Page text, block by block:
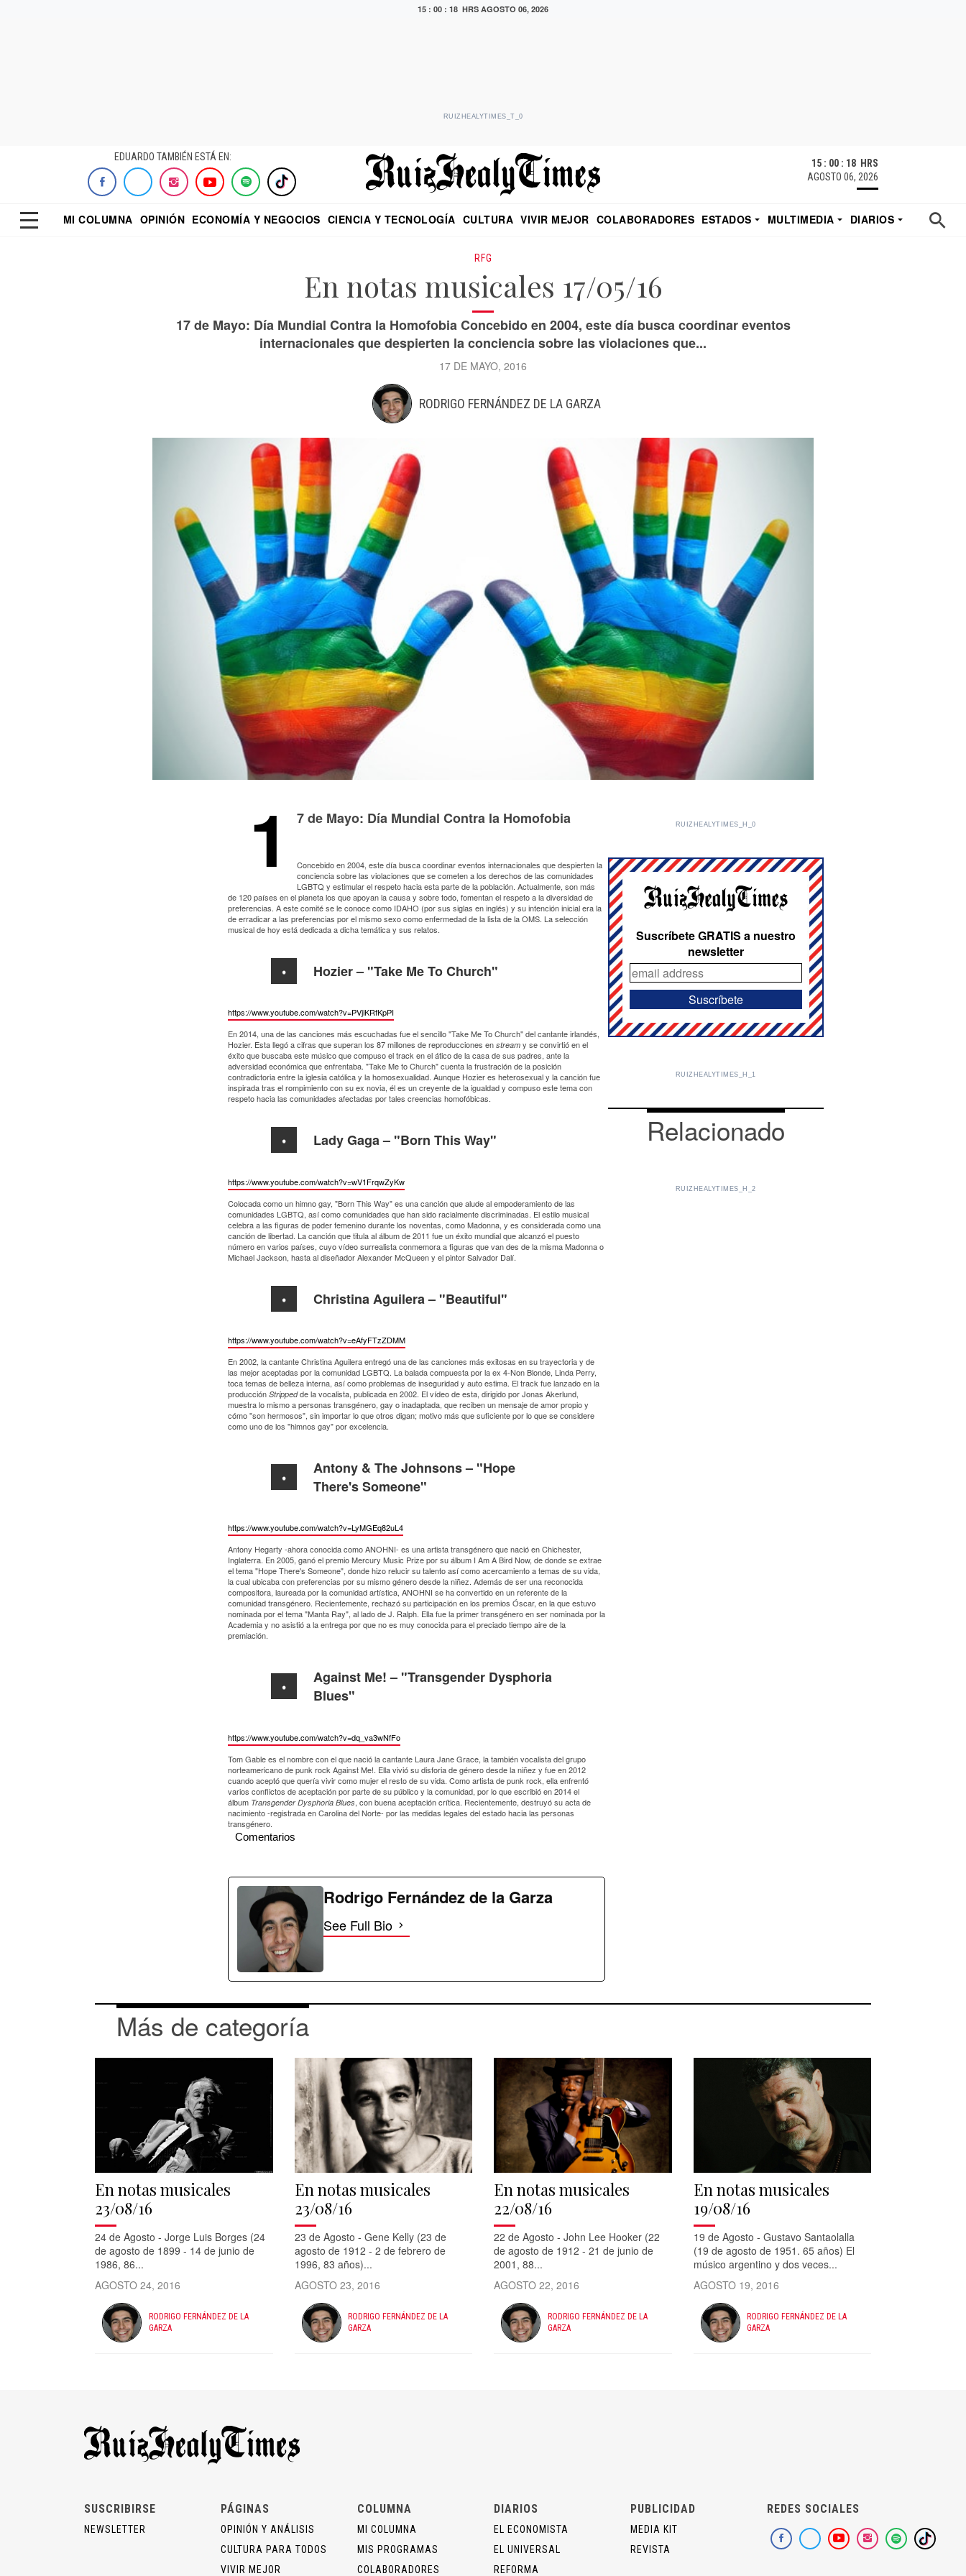
15 : 00 : 19 HRS AGOSTO 06, 2026
RUIZHEALYTIMES_T_0
EDUARDO TAMBIÉN ESTÁ EN:
15 : 00 : 19 HRS
AGOSTO 06, 2026
MI COLUMNA OPINIÓN ECONOMÍA Y NEGOCIOS CIENCIA Y TECNOLOGÍA CULTURA VIVIR MEJOR COLABORADORES ESTADOS MULTIMEDIA
DIARIOS
RFG
En notas musicales 17/05/16
17 de Mayo: Día Mundial Contra la Homofobia Concebido en 2004, este día busca coordinar eventos
internacionales que despierten la conciencia sobre las violaciones que...
17 DE MAYO, 2016
RODRIGO FERNÁNDEZ DE LA GARZA
1 7 de Mayo: Día Mundial Contra la Homofobia
Concebido en 2004, este día busca coordinar eventos internacionales que despierten la
conciencia sobre las violaciones que se cometen a los derechos de las comunidades
LGBTQ y estimular el respeto hacia esta parte de la población. Actualmente, son más
de 120 países en el planeta los que apoyan la causa y sobre todo, fomentan el respeto a la diversidad de
preferencias. A este comité se le conoce como IDAHO (por sus siglas en inglés) y su intención inicial era la
de erradicar a las preferencias por el mismo sexo como enfermedad de la lista de la OMS. La selección
musical de hoy está dedicada a dicha temática y sus relatos.
Hozier – "Take Me To Church"
https://www.youtube.com/watch?v=PVjiKRfKpPI
En 2014, una de las canciones más escuchadas fue el sencillo "Take Me To Church" del cantante irlandés,
Hozier. Esta llegó a cifras que superan los 87 millones de reproducciones en stream y se convirtió en el
éxito que buscaba este músico que compuso el track en el ático de la casa de sus padres, ante la
adversidad económica que enfrentaba. "Take Me to Church" cuenta la frustración de la posición
contradictoria entre la iglesia católica y la homosexualidad. Aunque Hozier es heterosexual y la canción fue
inspirada tras el rompimiento con su ex novia, él es un creyente de la igualdad y compuso este tema con
respeto hacia las comunidades afectadas por tales creencias homofóbicas.
Lady Gaga – "Born This Way"
https://www.youtube.com/watch?v=wV1FrqwZyKw
Colocada como un himno gay, "Born This Way" es una canción que alude al empoderamiento de las
comunidades LGBTQ, así como comunidades que han sido racialmente discriminadas. El estilo musical
celebra a las figuras de poder femenino durante los noventas, como Madonna, y es considerada como una
canción de libertad. La canción que titula al álbum de 2011 fue un éxito mundial que alcanzó el puesto
número en varios países, cuyo vídeo surrealista conmemora a figuras que van des de la misma Madonna o
Michael Jackson, hasta al diseñador Alexander McQueen y el pintor Salvador Dalí.
Christina Aguilera – "Beautiful"
https://www.youtube.com/watch?v=eAfyFTzZDMM
En 2002, la cantante Christina Aguilera entregó una de las canciones más exitosas en su trayectoria y de
las mejor aceptadas por la comunidad LGBTQ. La balada compuesta por la ex 4-Non Blonde, Linda Perry,
toca temas de belleza interna, así como problemas de inseguridad y auto estima. El track fue lanzado en la
producción Strippedde la vocalista, publicada en 2002. El vídeo de esta, dirigido por Jonas Akerlund,
muestra lo mismo a personas transgénero, gay o inadaptada, que reciben un mensaje de amor propio y
cómo "son hermosos", sin importar lo que otros digan; motivo más que suficiente por lo que se considere
como uno de los "himnos gay" por excelencia.
Antony & The Johnsons – "Hope
There's Someone"
https://www.youtube.com/watch?v=LyMGEq82uL4
Antony Hegarty -ahora conocida como ANOHNI- es una artista transgénero que nació en Chichester,
Inglaterra. En 2005, ganó el premio Mercury Music Prize por su álbum I Am A Bird Now, de donde se extrae
el tema "Hope There's Someone", donde hizo relucir su talento así como acercamiento a temas de su vida,
la cual ubicaba con preferencias por su mismo género desde la niñez. Además de ser una reconocida
compositora, laureada por la comunidad artística, ANOHNI se ha convertido en un referente de la
comunidad transgénero. Recientemente, rechazó su participación en los premios Óscar, en la que estuvo
nominada por el tema "Manta Ray", al lado de J. Ralph. Ella fue la primer transgénero en ser nominada por la
Academia y no asistió a la entrega por que no es muy conocida para el preciado tiempo aire de la
premiación.
Against Me! – "Transgender Dysphoria
Blues"
https://www.youtube.com/watch?v=dq_va3wNfFo
Tom Gable es el nombre con el que nació la cantante Laura Jane Grace, la también vocalista del grupo
norteamericano de punk rock Against Me!. Ella vivió su disforia de género desde la niñez y fue en 2012
cuando aceptó que quería vivir como mujer el resto de su vida. Como artista de punk rock, ella enfrentó
varios conflictos de aceptación por parte de su público y la comunidad, por lo que escribió en 2014 el
álbum Transgender Dysphoria Blues, con buena aceptación crítica. Recientemente, destruyó su acta de
nacimiento -registrada en Carolina del Norte- por las medidas legales del estado hacia las personas
transgénero.
Comentarios
Rodrigo Fernández de la Garza
See Full Bio
RUIZHEALYTIMES_H_0
Suscríbete GRATIS a nuestro
newsletter
RUIZHEALYTIMES_H_1
Relacionado
RUIZHEALYTIMES_H_2
Más de categoría
En notas musicales
23/08/16
24 de Agosto - Jorge Luis Borges (24
de agosto de 1899 - 14 de junio de
1986, 86...
AGOSTO 24, 2016
RODRIGO FERNÁNDEZ DE LA
GARZA
En notas musicales
23/08/16
23 de Agosto - Gene Kelly (23 de
agosto de 1912 - 2 de febrero de
1996, 83 años)...
AGOSTO 23, 2016
RODRIGO FERNÁNDEZ DE LA
GARZA
En notas musicales
22/08/16
22 de Agosto - John Lee Hooker (22
de agosto de 1912 - 21 de junio de
2001, 88...
AGOSTO 22, 2016
RODRIGO FERNÁNDEZ DE LA
GARZA
En notas musicales
19/08/16
19 de Agosto - Gustavo Santaolalla
(19 de agosto de 1951. 65 años) El
músico argentino y dos veces...
AGOSTO 19, 2016
RODRIGO FERNÁNDEZ DE LA
GARZA
SUSCRIBIRSE
NEWSLETTER
PÁGINAS
OPINIÓN Y ANÁLISIS
CULTURA PARA TODOS
VIVIR MEJOR
COLUMNA
MI COLUMNA
MIS PROGRAMAS
COLABORADORES
DIARIOS
EL ECONOMISTA
EL UNIVERSAL
REFORMA
PUBLICIDAD
MEDIA KIT
REVISTA
REDES SOCIALES